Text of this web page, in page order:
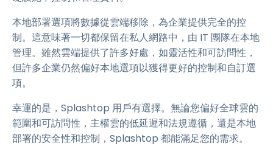
本地部署選項將數據從雲端移除，為企業提供完全的控
制。這意味著一切都保留在私人網路中，由 IT 團隊在本地
管理。雖然雲端提供了許多好處，如靈活性和可訪問性，
但許多企業仍然偏好本地選項以獲得更好的控制和自訂選
項。
幸運的是，Splashtop 用戶有選擇。無論您偏好全球雲的
範圍和可訪問性，主權雲的低延遲和法規遵循，還是本地
部署的安全性和控制，Splashtop 都能滿足您的需求。